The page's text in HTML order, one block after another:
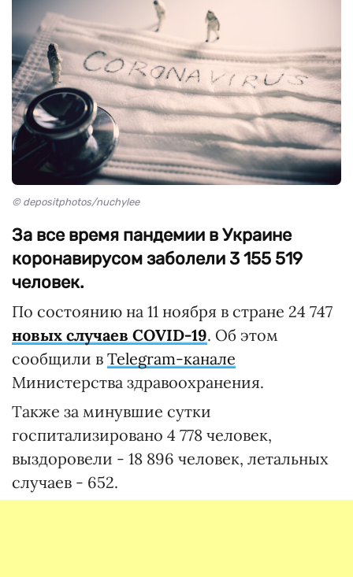
© depositphotos/nuchylee
За все время пандемии в Украине
коронавирусом заболели 3 155 519
человек.
По состоянию на 11 ноября в стране 24 747
новых случаев COVID-19. Об этом
сообщили в Telegram-канале
Министерства здравоохранения.
Также за минувшие сутки
госпитализировано 4 778 человек,
выздоровели - 18 896 человек, летальных
случаев - 652.